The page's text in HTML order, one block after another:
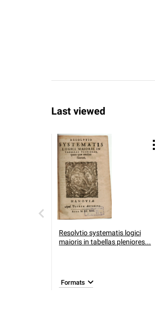
Last viewed
Resolvtio systematis logici
maioris in tabellas pleniores...
Formats